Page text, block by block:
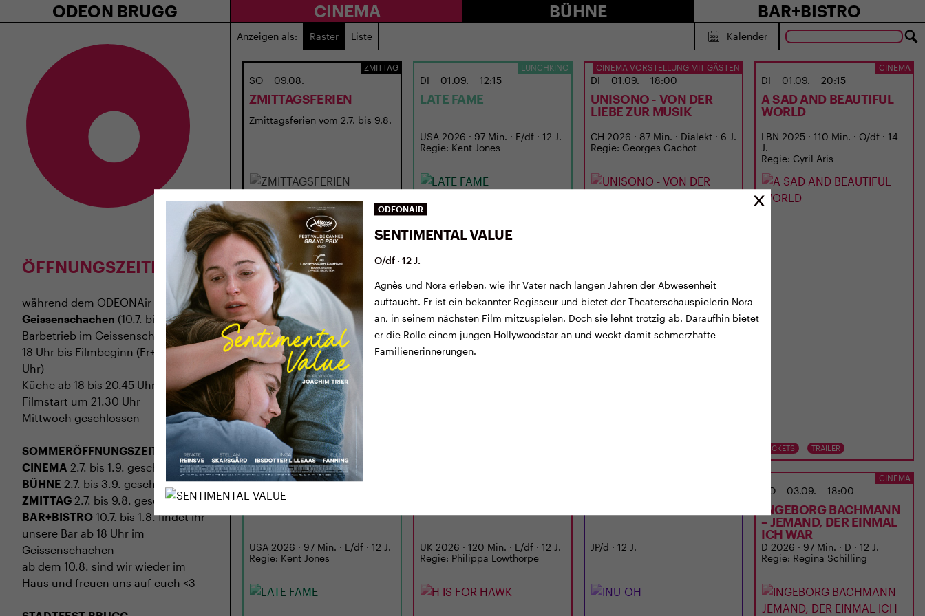
ODEON BRUGG CINEMA BÜHNE BAR+BISTRO
ÖFFNUNGSZEITEN
während dem ODEONAir
Geissenschachen (10.7. bis 1.8.)
Barbetrieb im Geissenschachen ab
18 Uhr bis Filmbeginn (Fr+Sa bis 1
Uhr)
Küche ab 18 bis 20.45 Uhr
Filmstart um 21.30 Uhr
Mittwoch geschlossen
SOMMERÖFFNUNGSZEITEN
CINEMA 2.7. bis 1.9. geschlossen
BÜHNE 2.7. bis 3.9. geschlossen
ZMITTAG 2.7. bis 9.8. geschlossen
BAR+BISTRO 10.7. bis 1.8. findet ihr
unsere Bar ab 18 Uhr im
Geissenschachen
ab dem 10.8. sind wir wieder im
Haus und freuen uns auf euch <3
Anzeigen als: Raster Liste Kalender
ZMITTAG
SO 09.08.
ZMITTAGSFERIEN
Zmittagsferien vom 2.7. bis 9.8.
LUNCHKINO
DI 01.09. 12:15
LATE FAME
USA 2026 · 97 Min. · E/df · 12 J.
Regie: Kent Jones
CINEMA VORSTELLUNG MIT GÄSTEN
DI 01.09. 18:00
UNISONO - VON DER
LIEBE ZUR MUSIK
CH 2026 · 87 Min. · Dialekt · 6 J.
Regie: Georges Gachot
CINEMA
DI 01.09. 20:15
A SAD AND BEAUTIFUL
WORLD
LBN 2025 · 110 Min. · O/df · 14
J.
Regie: Cyril Aris
TICKETS TRAILER
LUNCHKINO
MI 02.09.
USA 2026 · 97 Min. · E/df · 12 J.
Regie: Kent Jones
UK 2026 · 120 Min. · E/df · 12 J.
Regie: Philippa Lowthorpe
JP/d · 12 J.
CINEMA
DO 03.09. 18:00
INGEBORG BACHMANN
– JEMAND, DER EINMAL
ICH WAR
D 2026 · 97 Min. · D · 12 J.
Regie: Regina Schilling
ODEONAIR
SENTIMENTAL VALUE
O/df · 12 J.
Agnès und Nora erleben, wie ihr Vater nach langen Jahren der Abwesenheit
auftaucht. Er ist ein bekannter Regisseur und bietet der Theaterschauspielerin Nora
an, in seinem nächsten Film mitzuspielen. Doch sie lehnt trotzig ab. Daraufhin bietet
er die Rolle einem jungen Hollywoodstar an und weckt damit schmerzhafte
Familienerinnerungen.